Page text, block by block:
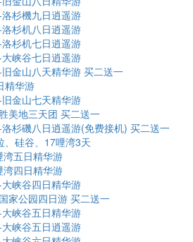
杉機九日逍遥游
杉机八日逍遥游
杉机七日逍遥游
峡谷七日逍遥游
金山八天精华游 买二送一
精华游
金山七天精华游
美地三天团 买二送一
杉磯八日逍遥游(免费接机) 买二送一
、硅谷、17哩湾3天
五日精华游
四日精华游
峡谷四日精华游
家公园四日游 买二送一
峡谷五日精华游
峡谷五日逍遥游